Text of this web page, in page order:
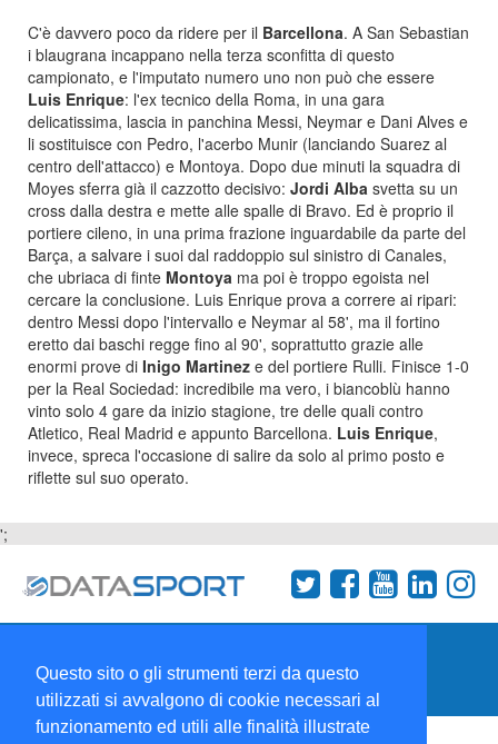
Questo sito o gli strumenti terzi da questo
utilizzati si avvalgono di cookie necessari al
funzionamento ed utili alle finalità illustrate
C'è davvero poco da ridere per il Barcellona. A San Sebastian
i blaugrana incappano nella terza sconfitta di questo
campionato, e l'imputato numero uno non può che essere
Luis Enrique: l'ex tecnico della Roma, in una gara
delicatissima, lascia in panchina Messi, Neymar e Dani Alves e
li sostituisce con Pedro, l'acerbo Munir (lanciando Suarez al
centro dell'attacco) e Montoya. Dopo due minuti la squadra di
Moyes sferra già il cazzotto decisivo: Jordi Alba svetta su un
cross dalla destra e mette alle spalle di Bravo. Ed è proprio il
portiere cileno, in una prima frazione inguardabile da parte del
Barça, a salvare i suoi dal raddoppio sul sinistro di Canales,
che ubriaca di finte Montoya ma poi è troppo egoista nel
cercare la conclusione. Luis Enrique prova a correre ai ripari:
dentro Messi dopo l'intervallo e Neymar al 58', ma il fortino
eretto dai baschi regge fino al 90', soprattutto grazie alle
enormi prove di Inigo Martinez e del portiere Rulli. Finisce 1-0
per la Real Sociedad: incredibile ma vero, i biancoblù hanno
vinto solo 4 gare da inizio stagione, tre delle quali contro
Atletico, Real Madrid e appunto Barcellona. Luis Enrique,
invece, spreca l'occasione di salire da solo al primo posto e
riflette sul suo operato.
';
Collabora con noi